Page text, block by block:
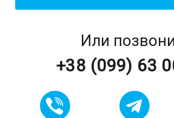
Или
+38 (099) 63